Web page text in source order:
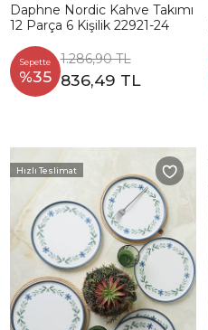
Daphne Nordic Kahve Takımı
12 Parça 6 Kişilik 22921-24
Sepette
%35
1.286,90 TL
836,49 TL
Hızlı Teslimat